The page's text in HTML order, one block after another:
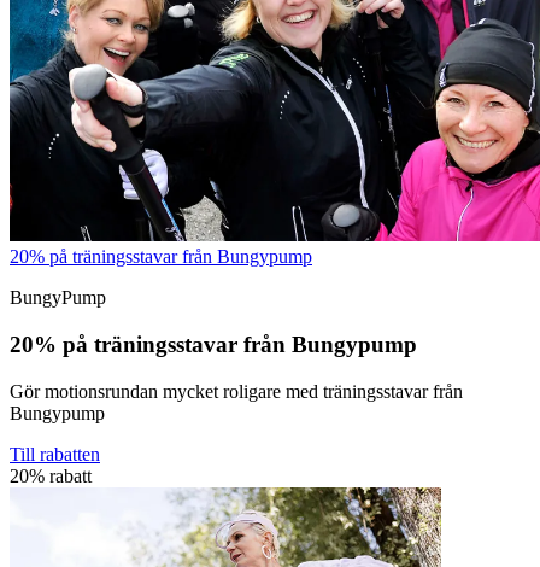
20% på träningsstavar från Bungypump
BungyPump
20% på träningsstavar från Bungypump
Gör motionsrundan mycket roligare med träningsstavar från
Bungypump
Till rabatten
20% rabatt